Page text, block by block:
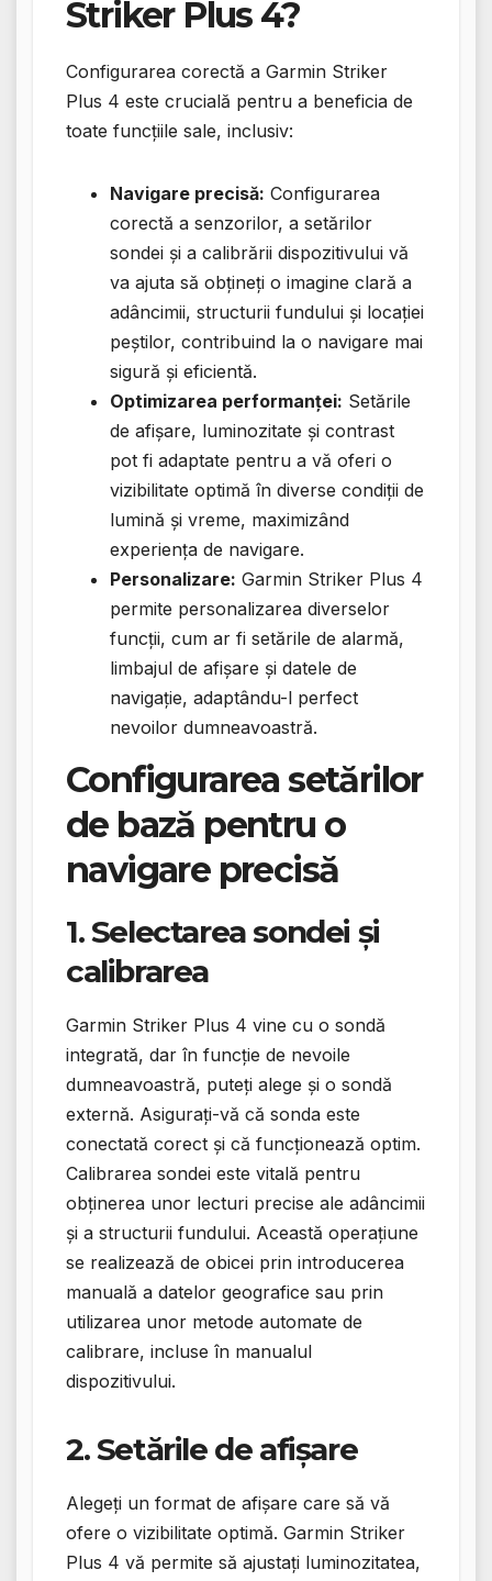
Striker Plus 4?
Configurarea corectă a Garmin Striker
Plus 4 este crucială pentru a beneficia de
toate funcțiile sale, inclusiv:
Navigare precisă: Configurarea
corectă a senzorilor, a setărilor
sondei și a calibrării dispozitivului vă
va ajuta să obțineți o imagine clară a
adâncimii, structurii fundului și locației
peștilor, contribuind la o navigare mai
sigură și eficientă.
Optimizarea performanței: Setările
de afișare, luminozitate și contrast
pot fi adaptate pentru a vă oferi o
vizibilitate optimă în diverse condiții de
lumină și vreme, maximizând
experiența de navigare.
Personalizare: Garmin Striker Plus 4
permite personalizarea diverselor
funcții, cum ar fi setările de alarmă,
limbajul de afișare și datele de
navigație, adaptându-l perfect
nevoilor dumneavoastră.
Configurarea setărilor
de bază pentru o
navigare precisă
1. Selectarea sondei și
calibrarea
Garmin Striker Plus 4 vine cu o sondă
integrată, dar în funcție de nevoile
dumneavoastră, puteți alege și o sondă
externă. Asigurați-vă că sonda este
conectată corect și că funcționează optim.
Calibrarea sondei este vitală pentru
obținerea unor lecturi precise ale adâncimii
și a structurii fundului. Această operațiune
se realizează de obicei prin introducerea
manuală a datelor geografice sau prin
utilizarea unor metode automate de
calibrare, incluse în manualul
dispozitivului.
2. Setările de afișare
Alegeți un format de afișare care să vă
ofere o vizibilitate optimă. Garmin Striker
Plus 4 vă permite să ajustați luminozitatea,